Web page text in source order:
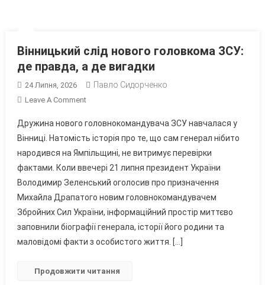
Вінницький слід нового головкома ЗСУ:
де правда, а де вигадки
24 Липня, 2026 Павло Сидорченко
Leave A CommentOn
Слід
Нового
Головкома
ЗСУ:
Де
Правда,
Де
Дружина нового головнокомандувача ЗСУ навчалася у
Вінниці. Натомість історія про те, що сам генерал нібито
народився на Ямпільщині, не витримує перевірки
фактами. Коли ввечері 21 липня президент України
Володимир Зеленський оголосив про призначення
Михайла Драпатого новим головнокомандувачем
Збройних Сил України, інформаційний простір миттєво
заповнили біографії генерала, історії його родини та
маловідомі факти з особистого життя. […]
Продовжити читання